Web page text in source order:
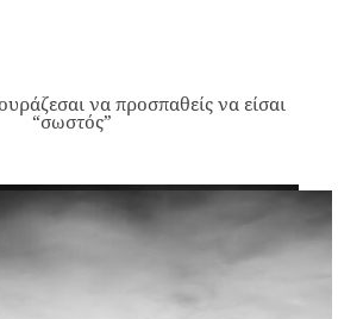
να προσπαθείς να είσαι
“σωστός”